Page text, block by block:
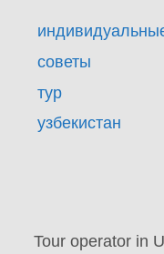
советы
тур
узбекистан
Tour operator in